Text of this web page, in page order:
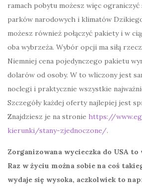
ramach pobytu możesz więc ograniczyć
parków narodowych i klimatów
możesz również połączyć pakiety i w
oba wybrzeża. Wybór opcji ma siłą
Niemniej cena pojedynczego pakietu
dolarów od osoby. W to wliczony jest
noclegi i praktycznie wszystkie
Szczegóły każdej oferty najlepiej jest
Znajdziesz je na stronie https://
kierunki/stany-zjednoczone/.
Zorganizowana wycieczka do USA to
Raz w życiu można sobie na coś
wydaje się wysoka, aczkolwiek to